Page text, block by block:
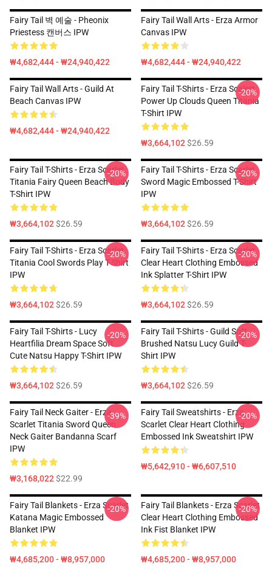
Fairy Tail 벽 예술 - Pheonix
Priestess 캔버스 IPW
₩4,682,444 - ₩24,940,422
Fairy Tail Wall Arts - Erza Armor
Canvas IPW
₩4,682,444 - ₩24,940,422
Fairy Tail Wall Arts - Guild At
Beach Canvas IPW
₩4,682,444 - ₩24,940,422
Fairy Tail T-Shirts - Erza Scalert
Power Up Clouds Queen Titania
T-Shirt IPW
₩3,664,102$26.59
-20%
Fairy Tail T-Shirts - Erza Scarlet
Titania Fairy Queen Beach Body
T-Shirt IPW
₩3,664,102$26.59
-20%
Fairy Tail T-Shirts - Erza Scarlet
Sword Magic Embossed T-Shirt
IPW
₩3,664,102$26.59
-20%
Fairy Tail T-Shirts - Erza Scarlet
Titania Cool Swords Play T-Shirt
IPW
₩3,664,102$26.59
-20%
Fairy Tail T-Shirts - Erza Scarlet
Clear Heart Clothing Embossed
Ink Splatter T-Shirt IPW
₩3,664,102$26.59
-20%
Fairy Tail T-Shirts - Lucy
Heartfilia Dream Space Soft
Cute Natsu Happy T-Shirt IPW
₩3,664,102$26.59
-20%
Fairy Tail T-Shirts - Guild Soft
Brushed Natsu Lucy Guild T-
Shirt IPW
₩3,664,102$26.59
-20%
Fairy Tail Neck Gaiter - Erza
Scarlet Titania Sword Queen
Neck Gaiter Bandanna Scarf
IPW
₩3,168,022$22.99
-39%
Fairy Tail Sweatshirts - Erza
Scarlet Clear Heart Clothing
Embossed Ink Sweatshirt IPW
₩5,642,910 - ₩6,607,510
-20%
Fairy Tail Blankets - Erza Scarlet
Katana Magic Embossed
Blanket IPW
₩4,685,200 - ₩8,957,000
-20%
Fairy Tail Blankets - Erza Scarlet
Clear Heart Clothing Embossed
Ink Fist Blanket IPW
₩4,685,200 - ₩8,957,000
-20%